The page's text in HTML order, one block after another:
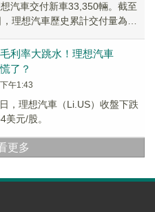
汽車交付新車33,350輛。截至
理想汽車歷史累計交付量為
利率大跳水！理想汽車
了？
午1:43
，理想汽車（Li.US）收盤下跌
美元/股。
更多